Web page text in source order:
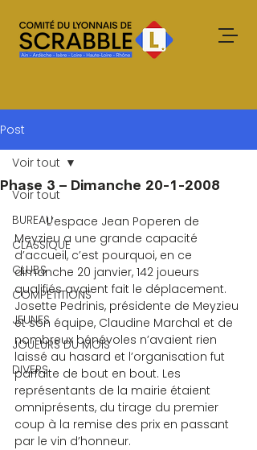
Post
Voir tout
BUREAU
CLASSIQUE
CLUBS
COMPETITIONS
JEUNES
JOUEURS DU MOIS
DIVERS
Voir tout
Phase 3 – Dimanche 20-1-2008
	L’espace Jean Poperen de
Meyzieu a une grande capacité
d’accueil, c’est pourquoi, en ce
dimanche 20 janvier, 142 joueurs
qualifiés avaient fait le déplacement.
Josette Pedrinis, présidente de Meyzieu
et son équipe, Claudine Marchal et de
nombreux bénévoles n’avaient rien
laissé au hasard et l’organisation fut
parfaite de bout en bout. Les
représentants de la mairie étaient
omniprésents, du tirage du premier
coup à la remise des prix en passant
par le vin d’honneur.